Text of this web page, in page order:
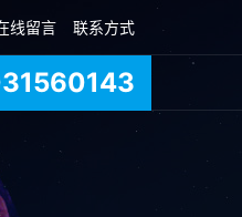
线留言 联系方式